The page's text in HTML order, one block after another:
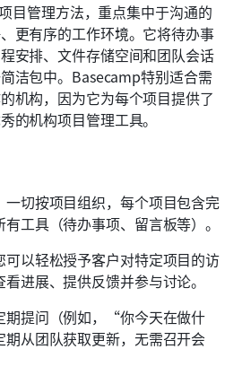
目管理方法，重点集中于沟通的
更有序的工作环境。它将待办事
安排、文件存储空间和团队会话
洁包中。Basecamp特别适合需
机构，因为它为每个项目提供了
的机构项目管理工具。
一切按项目组织，每个项目包含完
工具（待办事项、留言板等）。
可以轻松授予客户对特定项目的访
进展、提供反馈并参与讨论。
期提问（例如，“你今天在做什
从团队获取更新，无需召开会